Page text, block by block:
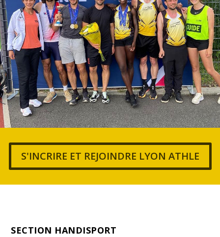
S'INCRIRE ET REJOINDRE LYON ATHLE
SECTION HANDISPORT